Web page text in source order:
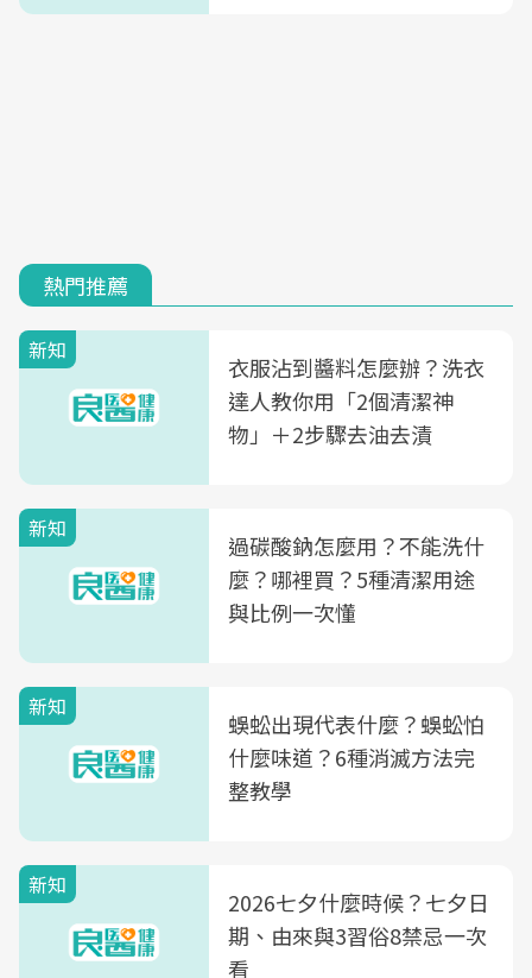
熱門推薦
新知
衣服沾到醬料怎麼辦？洗衣
達人教你用「2個清潔神
物」＋2步驟去油去漬
新知
過碳酸鈉怎麼用？不能洗什
麼？哪裡買？5種清潔用途
與比例一次懂
新知
蜈蚣出現代表什麼？蜈蚣怕
什麼味道？6種消滅方法完
整教學
新知
2026七夕什麼時候？七夕日
期、由來與3習俗8禁忌一次
看